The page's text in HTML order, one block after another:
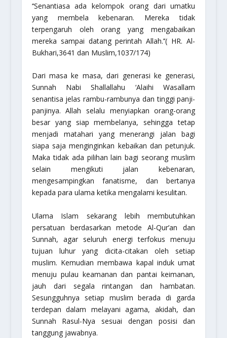
‘‘Senantiasa ada kelompok orang dari umatku
yang membela kebenaran. Mereka tidak
terpengaruh oleh orang yang mengabaikan
mereka sampai datang perintah Allah.’’( HR. Al-
Bukhari,3641 dan Muslim,1037/174)
Dari masa ke masa, dari generasi ke generasi,
Sunnah Nabi Shallallahu ‘Alaihi Wasallam
senantisa jelas rambu-rambunya dan tinggi panji-
panjinya. Allah selalu menyiapkan orang-orang
besar yang siap membelanya, sehingga tetap
menjadi matahari yang menerangi jalan bagi
siapa saja menginginkan kebaikan dan petunjuk.
Maka tidak ada pilihan lain bagi seorang muslim
selain mengikuti jalan kebenaran,
mengesampingkan fanatisme, dan bertanya
kepada para ulama ketika mengalami kesulitan.
Ulama Islam sekarang lebih membutuhkan
persatuan berdasarkan metode Al-Qur’an dan
Sunnah, agar seluruh energi terfokus menuju
tujuan luhur yang dicita-citakan oleh setiap
muslim. Kemudian membawa kapal induk umat
menuju pulau keamanan dan pantai keimanan,
jauh dari segala rintangan dan hambatan.
Sesungguhnya setiap muslim berada di garda
terdepan dalam melayani agama, akidah, dan
Sunnah Rasul-Nya sesuai dengan posisi dan
tanggung jawabnya.